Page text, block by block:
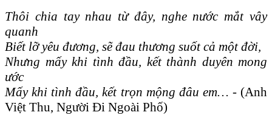
Thôi chia tay nhau từ đây, nghe nước mắt vây
quanh
Biết lỡ yêu đương, sẽ đau thương suốt cả một đời,
Nhưng mấy khi tình đầu, kết thành duyên mong
ước
Mấy khi tình đầu, kết trọn mộng đâu em… - (Anh
Việt Thu, Người Đi Ngoài Phố)